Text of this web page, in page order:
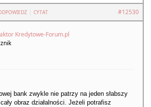
#12530
CYTAT
Kredytowe-Forum.pl
bank zwykle nie patrzy na jeden słabszy
obraz działalności. Jeżeli potrafisz